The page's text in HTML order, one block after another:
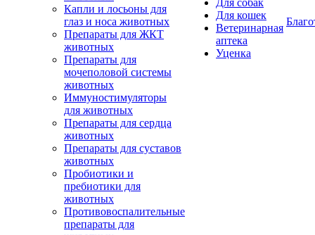
Капли и лосьоны для
глаз и носа животных
Препараты для ЖКТ
животных
Препараты для
мочеполовой системы
животных
Иммуностимуляторы
для животных
Препараты для сердца
животных
Препараты для суставов
животных
Пробиотики и
пребиотики для
животных
Противовоспалительные
препараты для
Для собак
Для кошек
Ветеринарная
аптека
Уценка